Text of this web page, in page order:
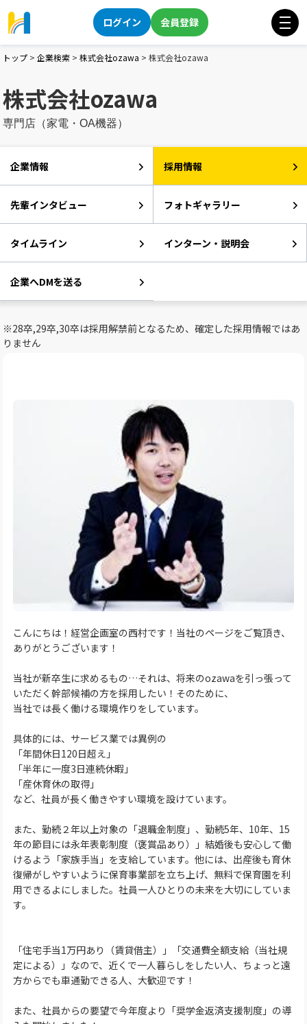
ログイン 会員登録
トップ > 企業検索 > 株式会社ozawa > 株式会社ozawa
株式会社ozawa
専門店（家電・OA機器）
企業情報 採用情報
先輩インタビュー フォトギャラリー
タイムライン インターン・説明会
企業へDMを送る
※28卒,29卒,30卒は採用解禁前となるため、確定した採用情報ではあ
りません
こんにちは！経営企画室の西村です！当社のページをご覧頂き、
ありがとうございます！
当社が新卒生に求めるもの…それは、将来のozawaを引っ張って
いただく幹部候補の方を採用したい！そのために、
当社では長く働ける環境作りをしています。
具体的には、サービス業では異例の
「年間休日120日超え」
「半年に一度3日連続休暇」
「産休育休の取得」
など、社員が長く働きやすい環境を設けています。
また、勤続２年以上対象の「退職金制度」、勤続5年、10年、15
年の節目には永年表彰制度（褒賞品あり）」結婚後も安心して働
けるよう「家族手当」を支給しています。他には、出産後も育休
復帰がしやすいように保育事業部を立ち上げ、無料で保育園を利
用できるよにしました。社員一人ひとりの未来を大切にしていま
す。
「住宅手当1万円あり（賃貸借主）」「交通費全額支給（当社規
定による）」なので、近くで一人暮らしをしたい人、ちょっと遠
方からでも車通勤できる人、大歓迎です！
また、社員からの要望で今年度より「奨学金返済支援制度」の導